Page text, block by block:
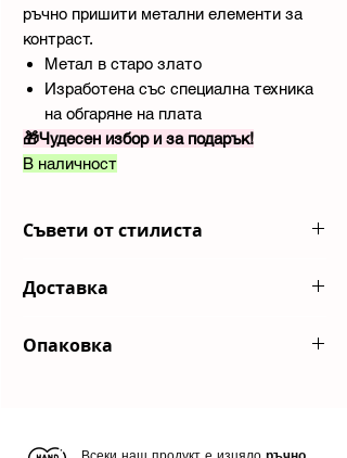
ръчно пришити метални елементи за
контраст.
Метал в старо злато
Изработена със специална техника
на обгаряне на плата
🎁Чудесен избор и за подарък!
В наличност
Съвети от стилиста
модерна бохо визия!
Доставка
компанияЕконт
Опаковка
отделно опаковани, оставете коментар